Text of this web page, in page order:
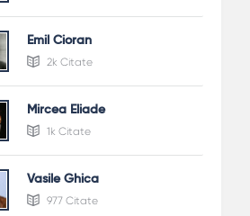
Emil Cioran
2k Citate
Mircea Eliade
1k Citate
Vasile Ghica
977 Citate